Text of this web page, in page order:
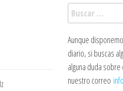
Buscar:
Aunque
diario, si buscas
alguna duda
nuestro correo